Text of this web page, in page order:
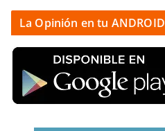
La Opinión en tu ANDROID